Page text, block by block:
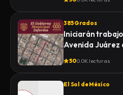
385 Grados
Iniciarán
Avenida Juárez
500.0K lecturas
El Sol de México